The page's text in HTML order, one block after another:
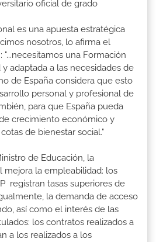
oficial de grado
es una apuesta estratégica
nosotros, lo afirma el
"...necesitamos una Formación
adaptada a las necesidades de
de España considera que esto
personal y profesional de
para que España pueda
crecimiento económico y
de bienestar social."
de Educación, la
mejora la empleabilidad: los
registran tasas superiores de
la demanda de acceso
así como el interés de las
los contratos realizados a
a los realizados a los